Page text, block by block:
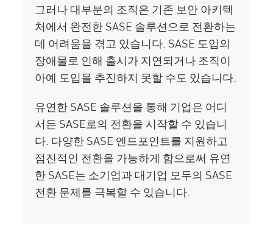
그러나 대부분의 조직은 기존 보안 아키텍
처에서 완전한 SASE 솔루션으로 전환하는
데 어려움을 겪고 있습니다. SASE 도입의
장애물로 인해 출시가 지연되거나 조직이
아예 도입을 추진하지 못할 수도 있습니다.
유연한 SASE 솔루션을 통해 기업은 어디
서든 SASE로의 전환을 시작할 수 있습니
다. 다양한 SASE 엔드포인트를 지원하고
점진적인 전환을 가능하게 함으로써 유연
한 SASE는 소기업과 대기업 모두의 SASE
전환 문제를 극복할 수 있습니다.